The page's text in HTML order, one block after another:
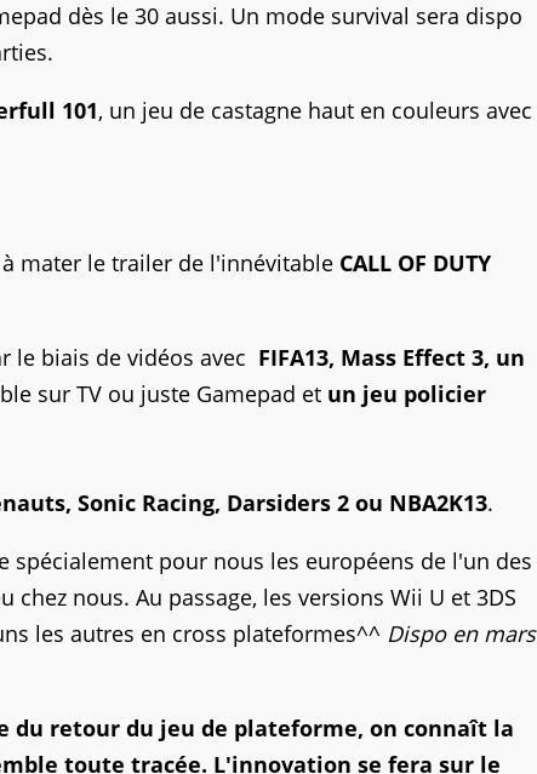
dès le 30 aussi. Un mode survival sera dispo
101, un jeu de castagne haut en couleurs avec
mater le trailer de l'innévitable CALL OF DUTY
le biais de vidéos avec FIFA13, Mass Effect 3, un
sur TV ou juste Gamepad et un jeu policier
Sonic Racing, Darsiders 2 ou NBA2K13.
spécialement pour nous les européens de l'un des
nous. Au passage, les versions Wii U et 3DS
les autres en cross plateformes^^ Dispo en mars
du retour du jeu de plateforme, on connaît la
toute tracée. L'innovation se fera sur le